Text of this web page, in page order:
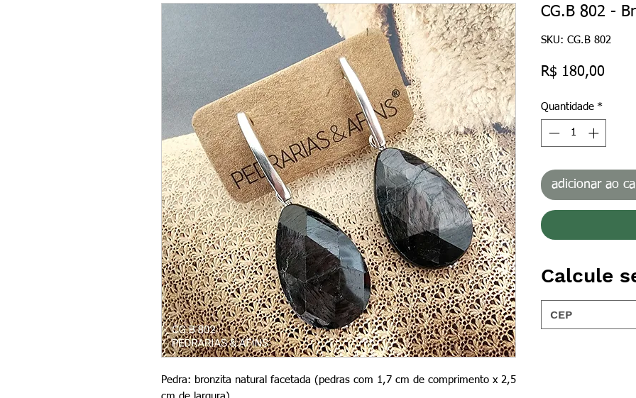
Pedra: bronzita natural facetada (pedras com 1,7 cm de comprimento x 2,5
CG.B 802 -
SKU: CG.B 802
R$ 180,00Preço
Quantidade *
adicionar ao
Calcule